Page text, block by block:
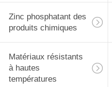
Zinc phosphatant des
produits chimiques
Matériaux résistants
à hautes
températures